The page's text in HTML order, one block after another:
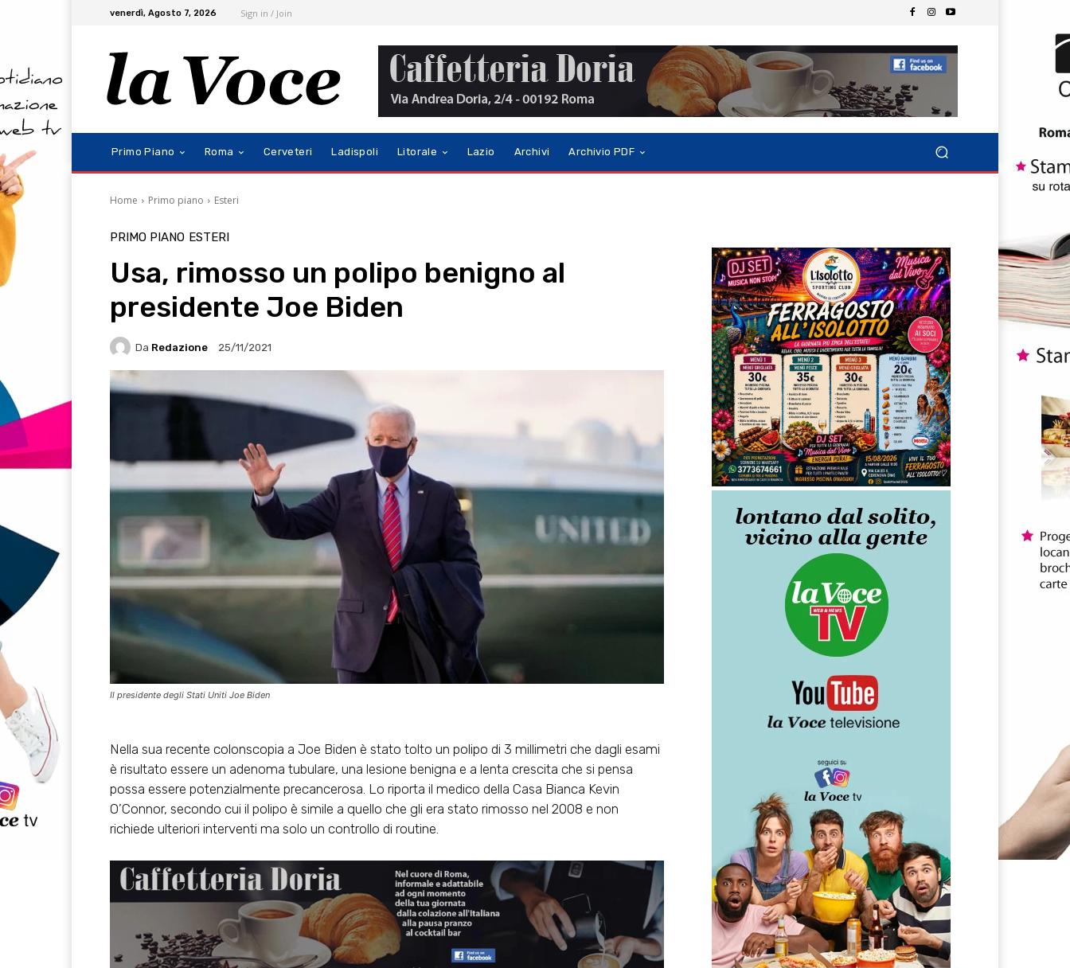
venerdì, Agosto 7, 2026 Sign in / Join
Primo Piano Roma Cerveteri Ladispoli Litorale Lazio Archivi Archivio PDF
Home Primo piano Esteri
PRIMO PIANO ESTERI
Usa, rimosso un polipo benigno al
presidente Joe Biden
Da Redazione 25/11/2021
Il presidente degli Stati Uniti Joe Biden
Nella sua recente colonscopia a Joe Biden è stato tolto un polipo di 3 millimetri che dagli esami
è risultato essere un adenoma tubulare, una lesione benigna e a lenta crescita che si pensa
possa essere potenzialmente precancerosa. Lo riporta il medico della Casa Bianca Kevin
O’Connor, secondo cui il polipo è simile a quello che gli era stato rimosso nel 2008 e non
richiede ulteriori interventi ma solo un controllo di routine.